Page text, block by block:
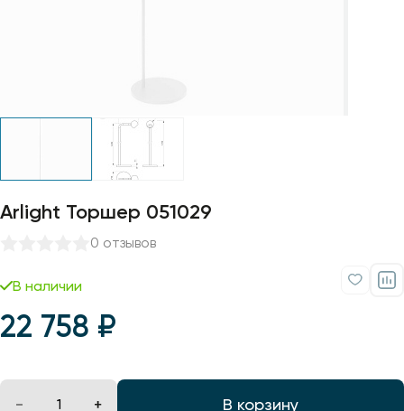
Arlight Торшер 051029
0 отзывов
В наличии
22 758 ₽
В корзину